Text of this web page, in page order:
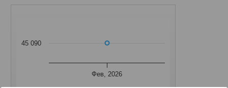
Фев, 2026
45 090